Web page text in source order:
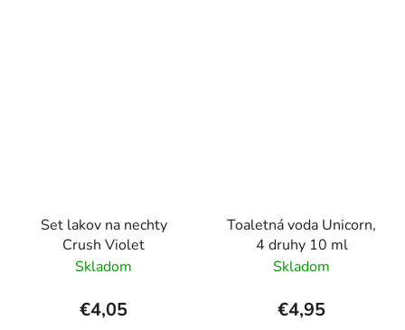
Set lakov na nechty
Crush Violet
Skladom
€4,05
Toaletná voda Unicorn,
4 druhy 10 ml
Skladom
€4,95